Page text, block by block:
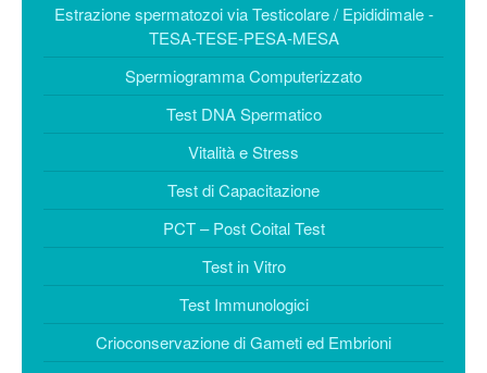
CONTATTI
Estrazione spermatozoi via Testicolare / Epididimale -
TESA-TESE-PESA-MESA
Spermiogramma Computerizzato
Test DNA Spermatico
Vitalità e Stress
Test di Capacitazione
PCT – Post Coital Test
Test in Vitro
Test Immunologici
Crioconservazione di Gameti ed Embrioni